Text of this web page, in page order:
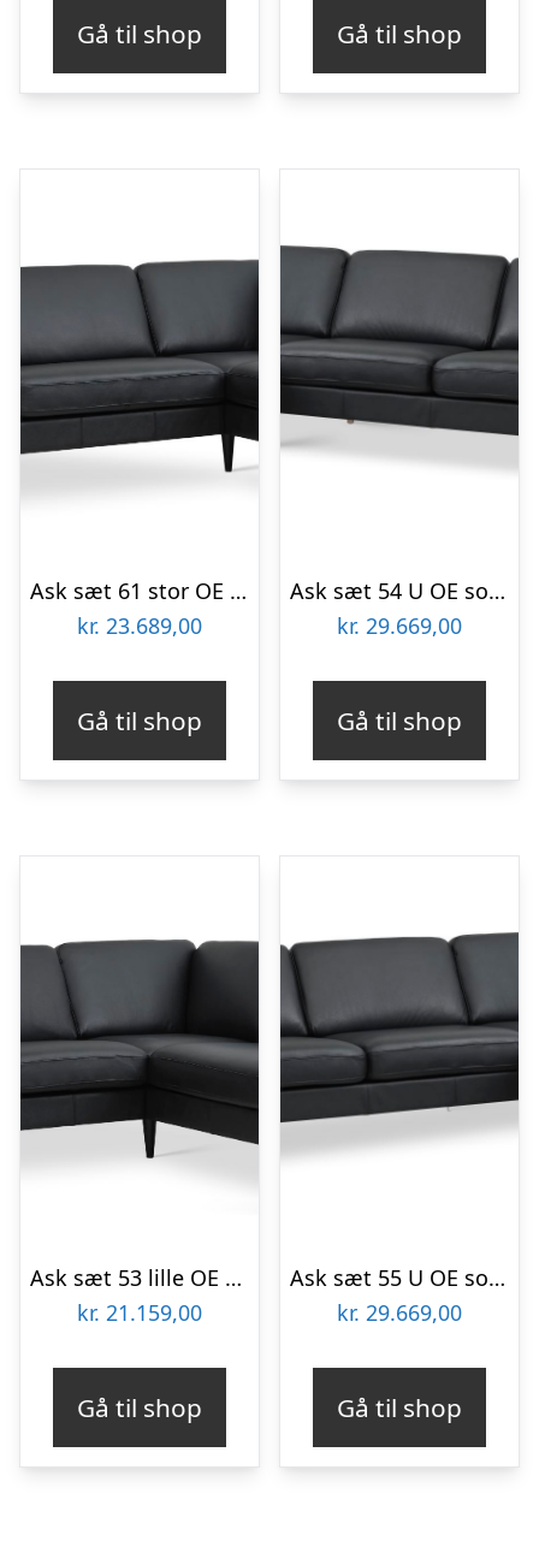
Gå til shop Gå til shop
Ask sæt 61 stor OE sofa, m. højre chaiselong – sort semianilin læder og sort træ
kr. 23.689,00
Gå til shop
Ask sæt 54 U OE sofa, m. venstre chaiselong – sort semianilin læder og natur træ
kr. 29.669,00
Gå til shop
Ask sæt 53 lille OE sofa, m. højre chaiselong – sort semianilin læder og sort træ
kr. 21.159,00
Gå til shop
Ask sæt 55 U OE sofa, m. højre chaiselong – sort semianilin læder og børstet aluminium
kr. 29.669,00
Gå til shop